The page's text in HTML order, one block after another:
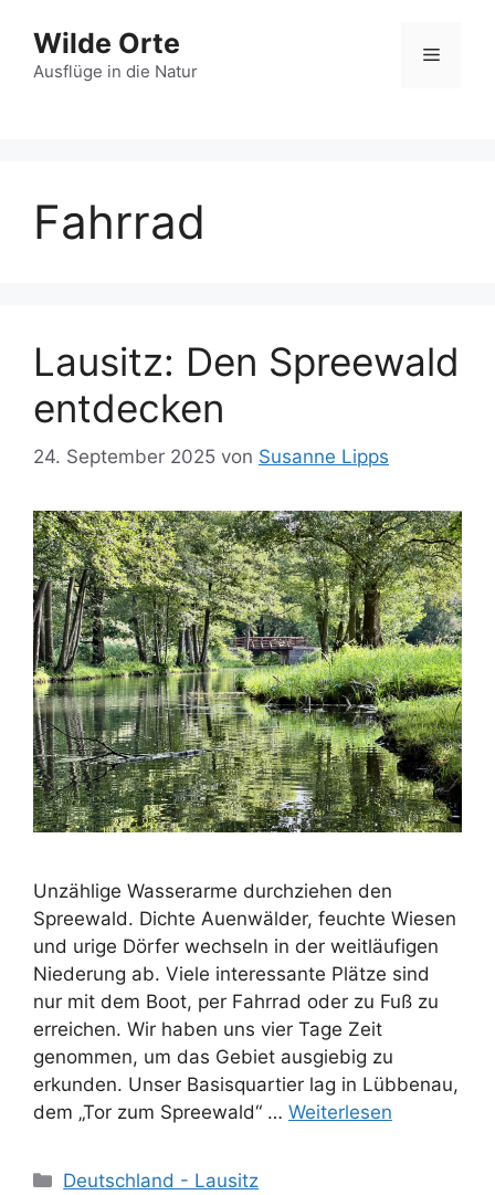
Inhalt
springen
Wilde Orte
Ausflüge in die Natur
Menü
Fahrrad
Lausitz: Den Spreewald
entdecken
24. September 2025 von Susanne Lipps
Unzählige Wasserarme durchziehen den
Spreewald. Dichte Auenwälder, feuchte Wiesen
und urige Dörfer wechseln in der weitläufigen
Niederung ab. Viele interessante Plätze sind
nur mit dem Boot, per Fahrrad oder zu Fuß zu
erreichen. Wir haben uns vier Tage Zeit
genommen, um das Gebiet ausgiebig zu
erkunden. Unser Basisquartier lag in Lübbenau,
dem „Tor zum Spreewald“ … Weiterlesen
Kategorien
Deutschland - Lausitz